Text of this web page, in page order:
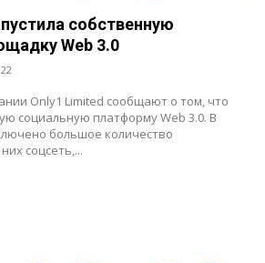
собственную
Web 3.0
Only1 Limited сообщают о том, что
социальную платформу Web 3.0. В
большое количество
соцсеть,...